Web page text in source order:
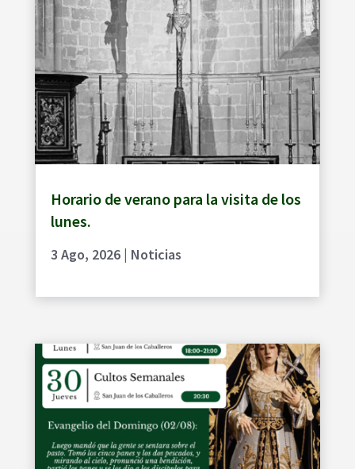
Horario de verano para la visita de los
lunes.
3 Ago, 2026| Noticias